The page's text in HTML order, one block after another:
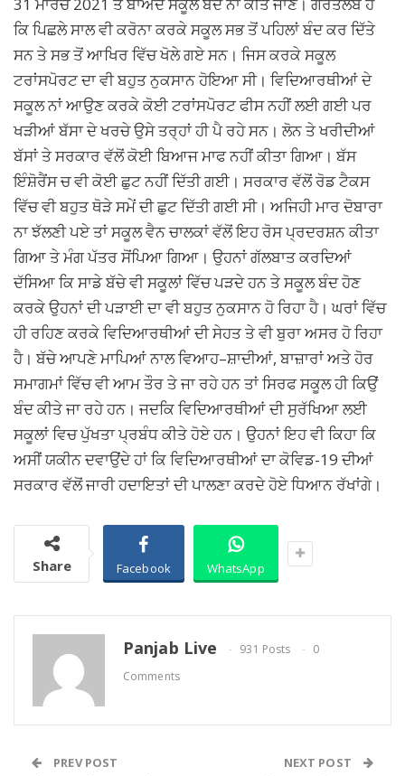
ਕਿ ਪਿਛਲੇ ਸਾਲ ਵੀ ਕਰੋਨਾ ਕਰਕੇ ਸਕੂਲ ਸਭ ਤੋਂ ਪਹਿਲਾਂ ਬੰਦ ਕਰ ਦਿੱਤੇ
ਸਨ ਤੇ ਸਭ ਤੋਂ ਆਖਿਰ ਵਿੱਚ ਖੋਲੇ ਗਏ ਸਨ। ਜਿਸ ਕਰਕੇ ਸਕੂਲ
ਟਰਾਂਸਪੋਰਟ ਦਾ ਵੀ ਬਹੁਤ ਨੁਕਸਾਨ ਹੋਇਆ ਸੀ। ਵਿਦਿਆਰਥੀਆਂ ਦੇ
ਸਕੂਲ ਨਾਂ ਆਉਣ ਕਰਕੇ ਕੋਈ ਟਰਾਂਸਪੋਰਟ ਫੀਸ ਨਹੀਂ ਲਈ ਗਈ ਪਰ
ਖੜੀਆਂ ਬੱਸਾ ਦੇ ਖਰਚੇ ਉਸੇ ਤਰ੍ਹਾਂ ਹੀ ਪੈ ਰਹੇ ਸਨ। ਲੋਨ ਤੇ ਖਰੀਦੀਆਂ
ਬੱਸਾਂ ਤੇ ਸਰਕਾਰ ਵੱਲੋਂ ਕੋਈ ਬਿਆਜ ਮਾਫ ਨਹੀਂ ਕੀਤਾ ਗਿਆ। ਬੱਸ
ਇੰਸ਼ੋਰੈਂਸ ਚ ਵੀ ਕੋਈ ਛੁਟ ਨਹੀਂ ਦਿੱਤੀ ਗਈ। ਸਰਕਾਰ ਵੱਲੋਂ ਰੋਡ ਟੈਕਸ
ਵਿੱਚ ਵੀ ਬਹੁਤ ਥੋੜੇ ਸਮੇਂ ਦੀ ਛੁਟ ਦਿੱਤੀ ਗਈ ਸੀ। ਅਜਿਹੀ ਮਾਰ ਦੋਬਾਰਾ
ਨਾ ਝੱਲਣੀ ਪਏ ਤਾਂ ਸਕੂਲ ਵੈਨ ਚਾਲਕਾਂ ਵੱਲੋਂ ਇਹ ਰੋਸ ਪ੍ਰਦਰਸ਼ਨ ਕੀਤਾ
ਗਿਆ ਤੇ ਮੰਗ ਪੱਤਰ ਸੋਂਪਿਆ ਗਿਆ। ਉਹਨਾਂ ਗੱਲਬਾਤ ਕਰਦਿਆਂ
ਦੱਸਿਆ ਕਿ ਸਾਡੇ ਬੱਚੇ ਵੀ ਸਕੂਲਾਂ ਵਿੱਚ ਪੜਦੇ ਹਨ ਤੇ ਸਕੂਲ ਬੰਦ ਹੋਣ
ਕਰਕੇ ਉਹਨਾਂ ਦੀ ਪੜਾਈ ਦਾ ਵੀ ਬਹੁਤ ਨੁਕਸਾਨ ਹੋ ਰਿਹਾ ਹੈ। ਘਰਾਂ ਵਿੱਚ
ਹੀ ਰਹਿਣ ਕਰਕੇ ਵਿਦਿਆਰਥੀਆਂ ਦੀ ਸੇਹਤ ਤੇ ਵੀ ਬੁਰਾ ਅਸਰ ਹੋ ਰਿਹਾ
ਹੈ। ਬੱਚੇ ਆਪਣੇ ਮਾਪਿਆਂ ਨਾਲ ਵਿਆਹ–ਸ਼ਾਦੀਆਂ, ਬਾਜ਼ਾਰਾਂ ਅਤੇ ਹੋਰ
ਸਮਾਗਮਾਂ ਵਿੱਚ ਵੀ ਆਮ ਤੌਰ ਤੇ ਜਾ ਰਹੇ ਹਨ ਤਾਂ ਸਿਰਫ ਸਕੂਲ ਹੀ ਕਿਉਂ
ਬੰਦ ਕੀਤੇ ਜਾ ਰਹੇ ਹਨ। ਜਦਕਿ ਵਿਦਿਆਰਥੀਆਂ ਦੀ ਸੁਰੱਖਿਆ ਲਈ
ਸਕੂਲਾਂ ਵਿਚ ਪੁੱਖਤਾ ਪ੍ਰਬੰਧ ਕੀਤੇ ਹੋਏ ਹਨ। ਉਹਨਾਂ ਇਹ ਵੀ ਕਿਹਾ ਕਿ
ਅਸੀਂ ਯਕੀਨ ਦਵਾਉਂਦੇ ਹਾਂ ਕਿ ਵਿਦਿਆਰਥੀਆਂ ਦਾ ਕੋਵਿਡ-19 ਦੀਆਂ
ਸਰਕਾਰ ਵੱਲੋਂ ਜਾਰੀ ਹਦਾਇਤਾਂ ਦੀ ਪਾਲਣਾ ਕਰਦੇ ਹੋਏ ਧਿਆਨ ਰੱਖਾਂਗੇ।
Share Facebook WhatsApp
Panjab Live 931 Posts
0
Comments
PREV POST NEXT POST